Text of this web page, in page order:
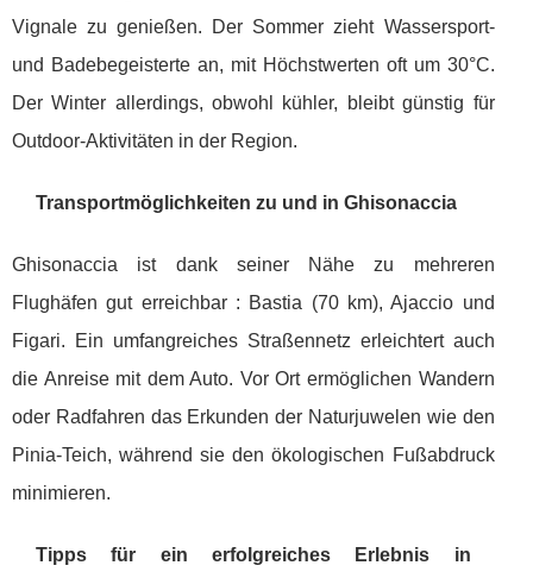
Vignale zu genießen. Der Sommer zieht Wassersport-
und Badebegeisterte an, mit Höchstwerten oft um 30°C.
Der Winter allerdings, obwohl kühler, bleibt günstig für
Outdoor-Aktivitäten in der Region.
Transportmöglichkeiten zu und in Ghisonaccia
Ghisonaccia ist dank seiner Nähe zu mehreren
Flughäfen gut erreichbar : Bastia (70 km), Ajaccio und
Figari. Ein umfangreiches Straßennetz erleichtert auch
die Anreise mit dem Auto. Vor Ort ermöglichen Wandern
oder Radfahren das Erkunden der Naturjuwelen wie den
Pinia-Teich, während sie den ökologischen Fußabdruck
minimieren.
Tipps für ein erfolgreiches Erlebnis in